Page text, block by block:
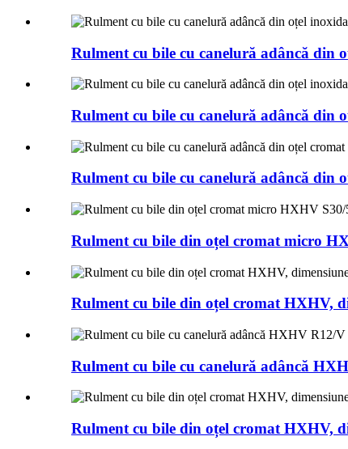
Rulment cu bile cu canelură adâncă din
Rulment cu bile cu canelură adâncă din
Rulment cu bile cu canelură adâncă din
Rulment cu bile din oțel cromat micro
Rulment cu bile din oțel cromat HXHV,
Rulment cu bile cu canelură adâncă
Rulment cu bile din oțel cromat HXHV,